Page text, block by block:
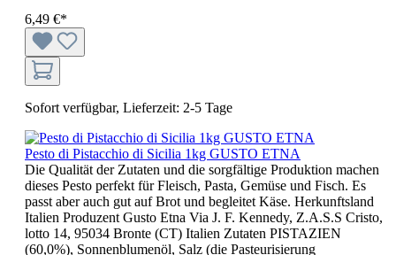
6,49 €*
Sofort verfügbar, Lieferzeit: 2-5 Tage
Pesto di Pistacchio di Sicilia 1kg GUSTO ETNA
Die Qualität der Zutaten und die sorgfältige Produktion machen
dieses Pesto perfekt für Fleisch, Pasta, Gemüse und Fisch. Es
passt aber auch gut auf Brot und begleitet Käse. Herkunftsland
Italien Produzent Gusto Etna Via J. F. Kennedy, Z.A.S.S Cristo,
lotto 14, 95034 Bronte (CT) Italien Zutaten PISTAZIEN
(60,0%), Sonnenblumenöl, Salz (die Pasteurisierung